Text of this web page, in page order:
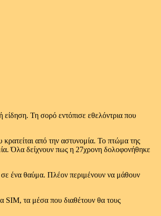
Τη σορό εντόπισε εθελόντρια που
από την αστυνομία. Το πτώμα της
Όλα δείχνουν πως η 27χρονη δολοφονήθηκε
σε ένα θαύμα. Πλέον περιμένουν να μάθουν
SIM, τα μέσα που διαθέτουν θα τους